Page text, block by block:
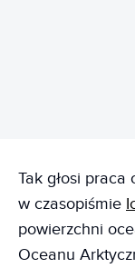
Tak głosi praca
w czasopiśmie
powierzchni
Oceanu